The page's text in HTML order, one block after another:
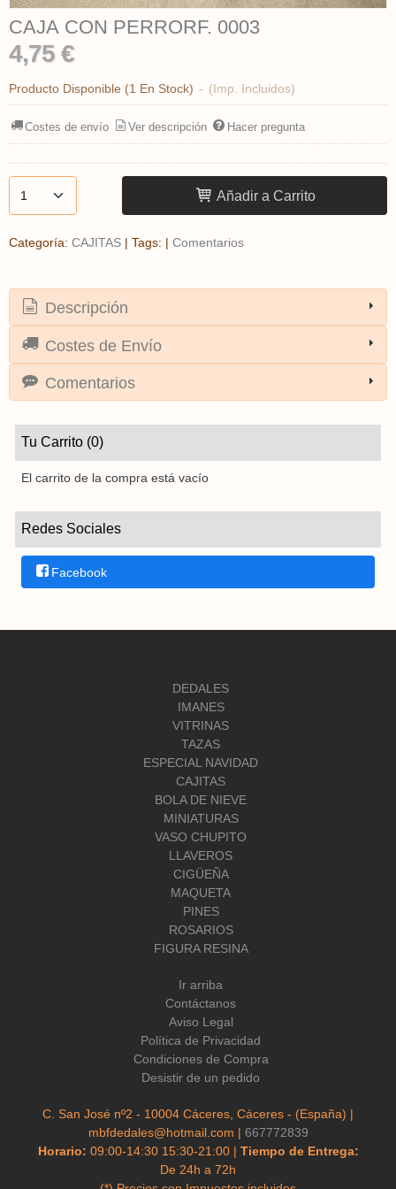
Tu Carrito (0)
El carrito de la compra está vacío
Redes Sociales
Facebook
CAJA CON PERRORF. 0003
4,75 €
Producto Disponible (1 En Stock) - (Imp. Incluidos)
Costes de envío Ver descripción Hacer pregunta
Añadir a Carrito
Categoría: CAJITAS | Tags: | Comentarios
Descripción
Costes de Envío
Comentarios
DEDALES
IMANES
VITRINAS
TAZAS
ESPECIAL NAVIDAD
CAJITAS
BOLA DE NIEVE
MINIATURAS
VASO CHUPITO
LLAVEROS
CIGÜEÑA
MAQUETA
PINES
ROSARIOS
FIGURA RESINA
Ir arriba
Contáctanos
Aviso Legal
Política de Privacidad
Condiciones de Compra
Desistir de un pedido
C. San José nº2 - 10004 Cáceres, Cáceres - (España) |
mbfdedales@hotmail.com | 667772839
Horario: 09:00-14:30 15:30-21:00 | Tiempo de Entrega:
De 24h a 72h